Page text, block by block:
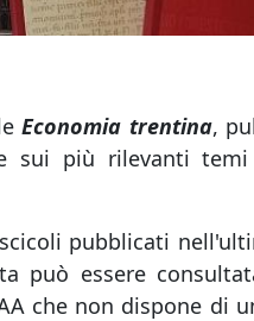
Economia trentina,
sui più rilevanti temi
pubblicati
può essere
che non dispone di